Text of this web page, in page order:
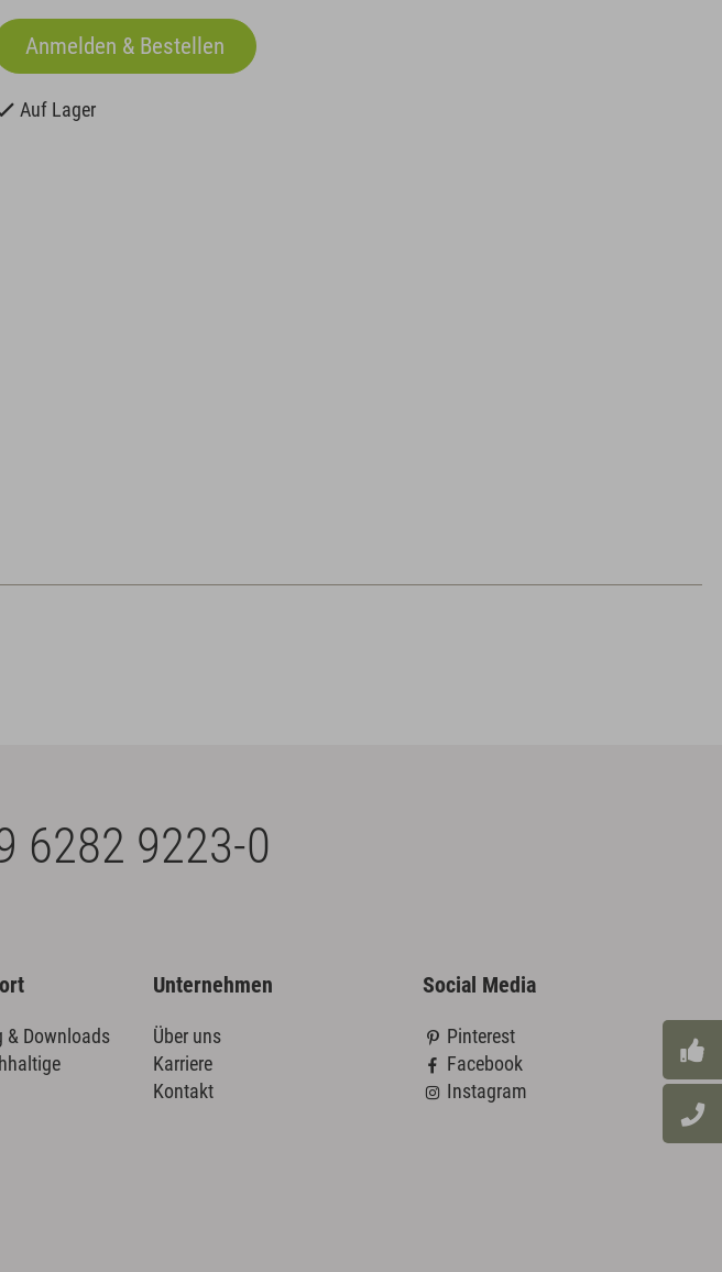
Auf Lager
6282 9223-0
& Downloads
Unternehmen
Über uns
Karriere
Kontakt
Social Media
Pinterest
Facebook
Instagram